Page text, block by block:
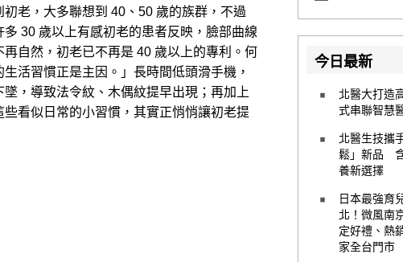
老，大多聯想到 40、50 歲的族群，不過
30 歲以上有感初老的患者反映，臉部曲線
自然，初老已不再是 40 歲以上的專利。何
活習慣正是主因。」長時間低頭滑手機，
，導致法令紋、木偶紋提早出現；再加上
看似日常的小習慣，其實正悄悄讓初老提
今日最新
北醫大打造
式串聯智慧
北醫生技攜
鬆」新品
養新選擇
日本最強育
北！微風南
定好禮、熱
家全台門市